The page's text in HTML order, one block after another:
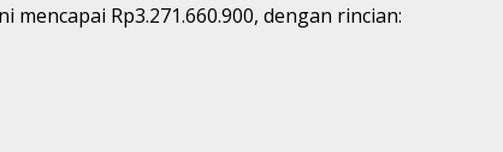
Rp3.271.660.900, dengan rincian: